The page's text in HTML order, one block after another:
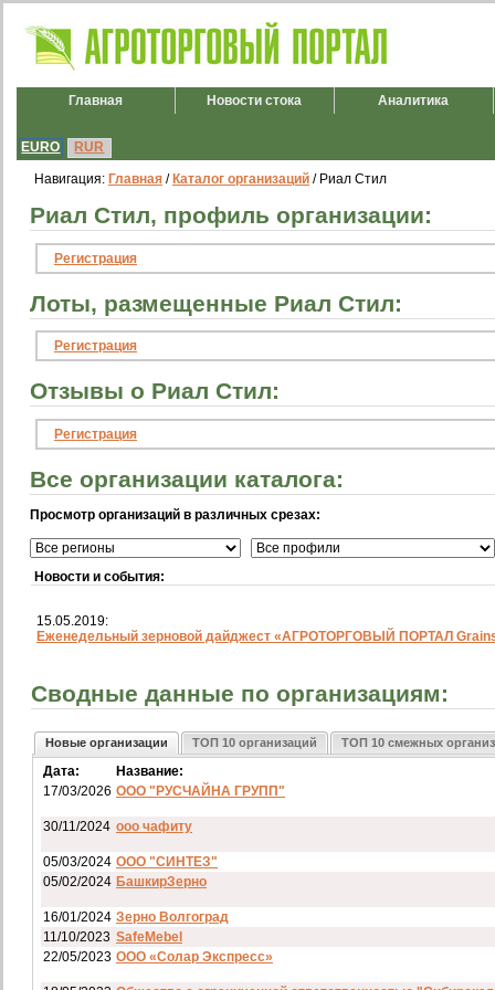
Главная Новости стока Аналитика
EURO RUR
Навигация: Главная / Каталог организаций / Риал Стил
Риал Стил, профиль организации:
Регистрация
Лоты, размещенные Риал Стил:
Регистрация
Отзывы о Риал Стил:
Регистрация
Все организации каталога:
Просмотр организаций в различных срезах:
Новости и события:
15.05.2019:
Еженедельный зерновой дайджест «АГРОТОРГОВЫЙ ПОРТАЛ
Сводные данные по организациям:
Новые организации ТОП 10 организаций ТОП 10 смежных
Дата:
Название:
17/03/2026 ООО "РУСЧАЙНА ГРУПП"
30/11/2024 ооо чафиту
05/03/2024 ООО "СИНТЕЗ"
05/02/2024 БашкирЗерно
16/01/2024 Зерно Волгоград
11/10/2023 SafeMebel
22/05/2023 ООО «Солар Экспресс»